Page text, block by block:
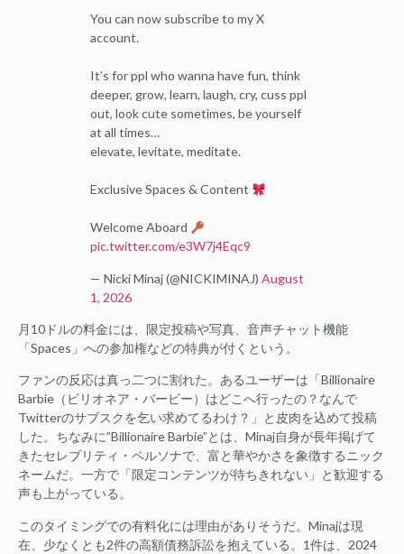
You can now subscribe to my X
account.
It’s for ppl who wanna have fun, think
deeper, grow, learn, laugh, cry, cuss ppl
out, look cute sometimes, be yourself
at all times…
elevate, levitate, meditate.
Exclusive Spaces & Content
Welcome Aboard
pic.twitter.com/e3W7j4Eqc9
— Nicki Minaj (@NICKIMINAJ) August
1, 2026
月10ドルの料金には、限定投稿や写真、音声チャット機能
「Spaces」への参加権などの特典が付くという。
ファンの反応は真っ二つに割れた。あるユーザーは「Billionaire
Barbie（ビリオネア・バービー）はどこへ行ったの？なんで
Twitterのサブスクを乞い求めてるわけ？」と皮肉を込めて投稿
した。ちなみに”Billionaire Barbie”とは、Minaj自身が長年掲げて
きたセレブリティ・ペルソナで、富と華やかさを象徴するニック
ネームだ。一方で「限定コンテンツが待ちきれない」と歓迎する
声も上がっている。
このタイミングでの有料化には理由がありそうだ。Minajは現
在、少なくとも2件の高額債務訴訟を抱えている。1件は、2024